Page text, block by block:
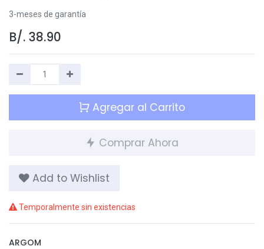
3-meses de garantía
B/. 38.90
Agregar al Carrito
Comprar Ahora
Add to Wishlist
Temporalmente sin existencias
ARGOM